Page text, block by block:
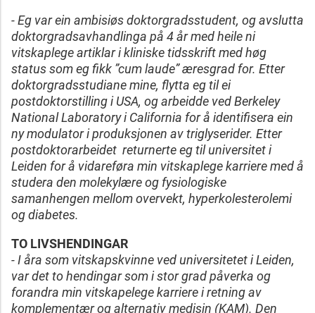
- Eg var ein ambisiøs doktorgradsstudent, og avslutta
doktorgradsavhandlinga på 4 år med heile ni
vitskaplege artiklar i kliniske tidsskrift med høg
status som eg fikk ”cum laude” æresgrad for. Etter
doktorgradsstudiane mine, flytta eg til ei
postdoktorstilling i USA, og arbeidde ved Berkeley
National Laboratory i California for å identifisera ein
ny modulator i produksjonen av triglyserider. Etter
postdoktorarbeidet returnerte eg til universitet i
Leiden for å vidareføra min vitskaplege karriere med å
studera den molekylære og fysiologiske
samanhengen mellom overvekt, hyperkolesterolemi
og diabetes.
TO LIVSHENDINGAR
- I åra som vitskapskvinne ved universitetet i Leiden,
var det to hendingar som i stor grad påverka og
forandra min vitskapelege karriere i retning av
komplementær og alternativ medisin (KAM). Den